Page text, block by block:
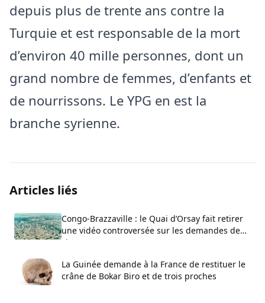
depuis plus de trente ans contre la
Turquie et est responsable de la mort
d’environ 40 mille personnes, dont un
grand nombre de femmes, d’enfants et
de nourrissons. Le YPG en est la
branche syrienne.
Articles liés
Congo-Brazzaville : le Quai d’Orsay fait retirer
une vidéo controversée sur les demandes de
visa
La Guinée demande à la France de restituer le
crâne de Bokar Biro et de trois proches